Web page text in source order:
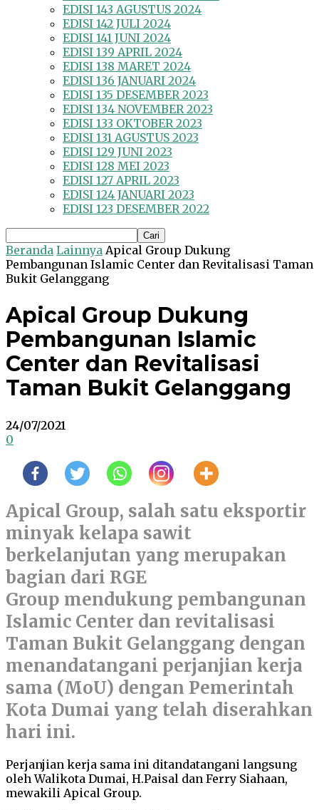
EDISI 143 AGUSTUS 2024
EDISI 142 JULI 2024
EDISI 141 JUNI 2024
EDISI 139 APRIL 2024
EDISI 138 MARET 2024
EDISI 136 JANUARI 2024
EDISI 135 DESEMBER 2023
EDISI 134 NOVEMBER 2023
EDISI 133 OKTOBER 2023
EDISI 131 AGUSTUS 2023
EDISI 129 JUNI 2023
EDISI 128 MEI 2023
EDISI 127 APRIL 2023
EDISI 124 JANUARI 2023
EDISI 123 DESEMBER 2022
Beranda Lainnya Apical Group Dukung
Pembangunan Islamic Center dan Revitalisasi Taman
Bukit Gelanggang
Apical Group Dukung
Pembangunan Islamic
Center dan Revitalisasi
Taman Bukit Gelanggang
24/07/2021
0
Apical Group, salah satu eksportir
minyak kelapa sawit
berkelanjutan yang merupakan
bagian dari RGE
Group mendukung pembangunan
Islamic Center dan revitalisasi
Taman Bukit Gelanggang dengan
menandatangani perjanjian kerja
sama (MoU) dengan Pemerintah
Kota Dumai yang telah diserahkan
hari ini.
Perjanjian kerja sama ini ditandatangani langsung
oleh Walikota Dumai, H.Paisal dan Ferry Siahaan,
mewakili Apical Group.